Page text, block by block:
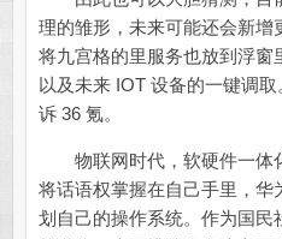
理的雏形，未来可能还会新增
将九宫格的里服务也放到浮窗
以及未来 IOT 设备的一键调
诉 36 氪。
物联网时代，软硬件一体
将话语权掌握在自己手里，华
划自己的操作系统。作为国民